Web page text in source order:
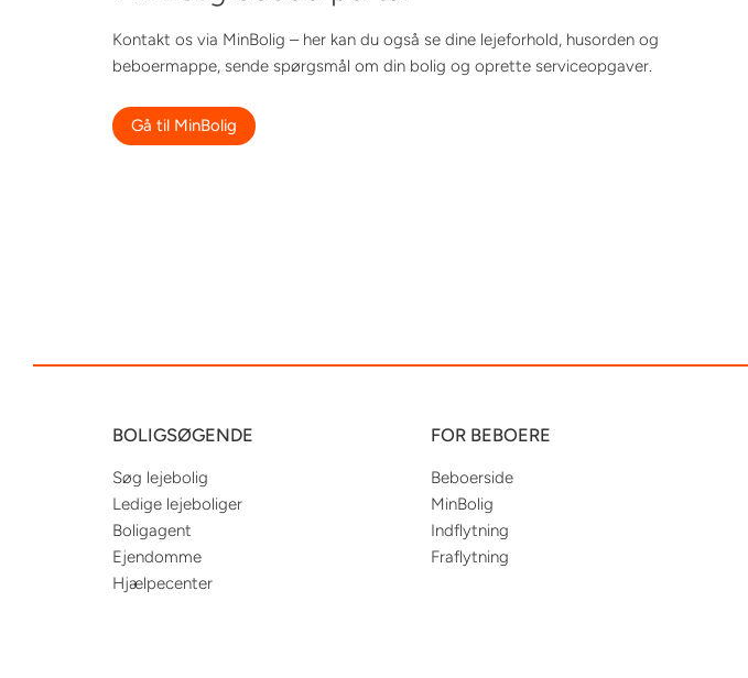
Kontakt os via MinBolig – her kan du også se dine lejeforhold, husorden og
beboermappe, sende spørgsmål om din bolig og oprette serviceopgaver.
Gå til MinBolig
BOLIGSØGENDE
Søg lejebolig
Ledige lejeboliger
Boligagent
Ejendomme
Hjælpecenter
FOR BEBOERE
Beboerside
MinBolig
Indflytning
Fraflytning